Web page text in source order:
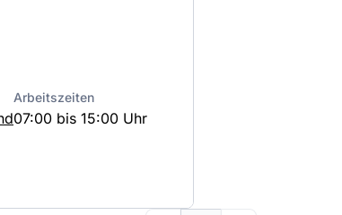
Arbeitszeiten
07:00 bis 15:00 Uhr